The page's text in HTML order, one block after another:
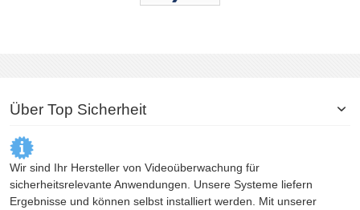
Über Top Sicherheit
Wir sind Ihr Hersteller von Videoüberwachung für
sicherheitsrelevante Anwendungen. Unsere Systeme liefern
Ergebnisse und können selbst installiert werden. Mit unserer